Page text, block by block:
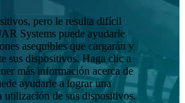
pero le resulta difícil
Systems puede ayudarle
asequibles que cargarán y
sus dispositivos. Haga clic a
más información acerca de
ayudarle a lograr una
utilización de sus dispositivos.